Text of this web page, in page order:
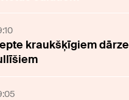
kraukšķīgiem